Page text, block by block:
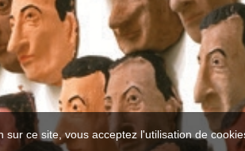
sur ce site, vous acceptez l'utilisation de